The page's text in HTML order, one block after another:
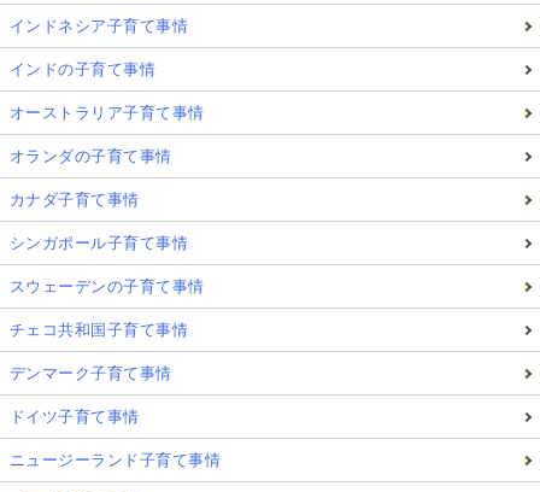
インドネシア子育て事情
インドの子育て事情
オーストラリア子育て事情
オランダの子育て事情
カナダ子育て事情
シンガポール子育て事情
スウェーデンの子育て事情
チェコ共和国子育て事情
デンマーク子育て事情
ドイツ子育て事情
ニュージーランド子育て事情